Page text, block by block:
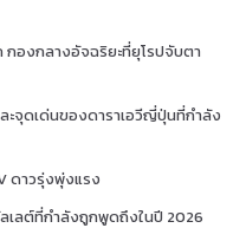
องกลางอัจฉริยะที่ยุโรปจับตา
ะจุดเด่นของดาราเอวีญี่ปุ่นที่กำลัง
ดาวรุ่งพุ่งแรง
เลต์ที่กำลังถูกพูดถึงในปี 2026